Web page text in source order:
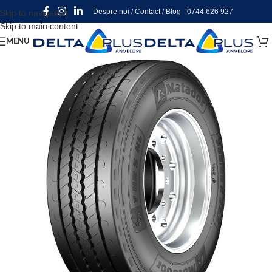
Skip to navigation
Skip to main content
Despre noi /Contact/ Blog 0744 626 927
MENU